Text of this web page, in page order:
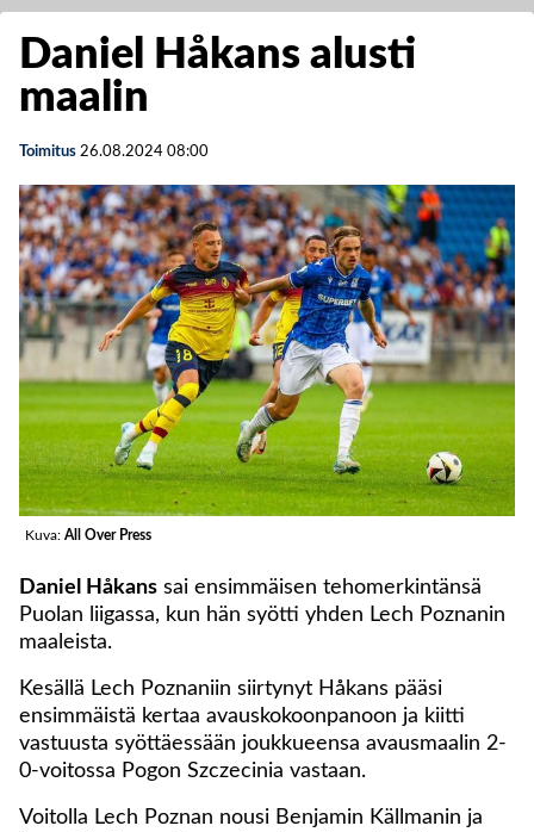
Daniel Håkans alusti
maalin
Toimitus 26.08.2024 08:00
Kuva: All Over Press
Daniel Håkans sai ensimmäisen tehomerkintänsä
Puolan liigassa, kun hän syötti yhden Lech Poznanin
maaleista.
Kesällä Lech Poznaniin siirtynyt Håkans pääsi
ensimmäistä kertaa avauskokoonpanoon ja kiitti
vastuusta syöttäessään joukkueensa avausmaalin 2-
0-voitossa Pogon Szczecinia vastaan.
Voitolla Lech Poznan nousi Benjamin Källmanin ja